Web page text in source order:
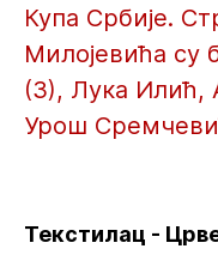
Купа Србије.
Милојевића су
(3), Лука Илић,
Урош
Текстилац -